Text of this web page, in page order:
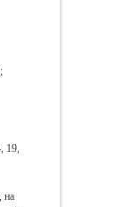
19,
на